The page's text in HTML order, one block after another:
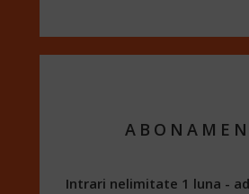
Intrari nelimitate 1 luna -